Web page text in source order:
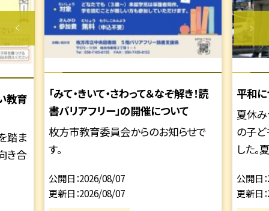
教育
踏ま
き合
「みて・きいて・さわって＆なぞ解き！読
書バリアフリー」の開催について
枚方市教育委員会からのお知らせで
す。
公開日 2026/08/07
更新日 2026/08/07
平和
夏休
の子
した。
公開日
更新日